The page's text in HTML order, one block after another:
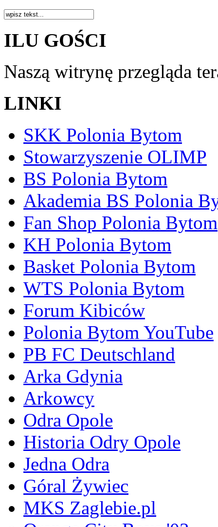
ILU GOŚCI
Naszą witrynę przegląda
LINKI
SKK Polonia Bytom
Stowarzyszenie OLIMP
BS Polonia Bytom
Akademia BS Polonia
Fan Shop Polonia Bytom
KH Polonia Bytom
Basket Polonia Bytom
WTS Polonia Bytom
Forum Kibiców
Polonia Bytom YouTube
PB FC Deutschland
Arka Gdynia
Arkowcy
Odra Opole
Historia Odry Opole
Jedna Odra
Góral Żywiec
MKS Zaglebie.pl